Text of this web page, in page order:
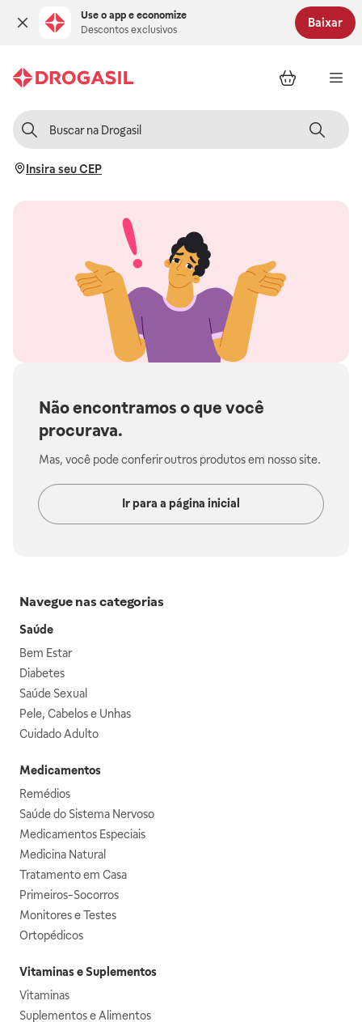
Use o app e economize
Descontos exclusivos
Baixar
Insira seu CEP
Não encontramos o que você
procurava.
Mas, você pode conferir outros produtos em nosso site.
Ir para a página inicial
Navegue nas categorias
Saúde
Bem Estar
Diabetes
Saúde Sexual
Pele, Cabelos e Unhas
Cuidado Adulto
Medicamentos
Remédios
Saúde do Sistema Nervoso
Medicamentos Especiais
Medicina Natural
Tratamento em Casa
Primeiros-Socorros
Monitores e Testes
Ortopédicos
Vitaminas e Suplementos
Vitaminas
Suplementos e Alimentos